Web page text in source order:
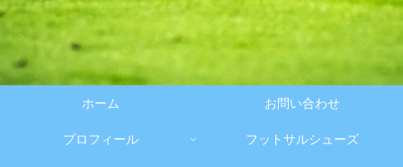
ホーム お問い合わせ
プロフィール フットサルシューズ